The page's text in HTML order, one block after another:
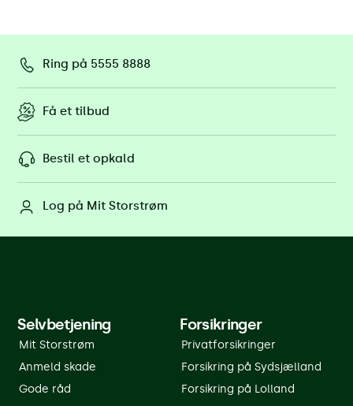
Ring på 5555 8888
Få et tilbud
Bestil et opkald
Log på Mit Storstrøm
Selvbetjening
Mit Storstrøm
Anmeld skade
Gode råd
Forsikringer
Privatforsikringer
Forsikring på Sydsjælland
Forsikring på Lolland